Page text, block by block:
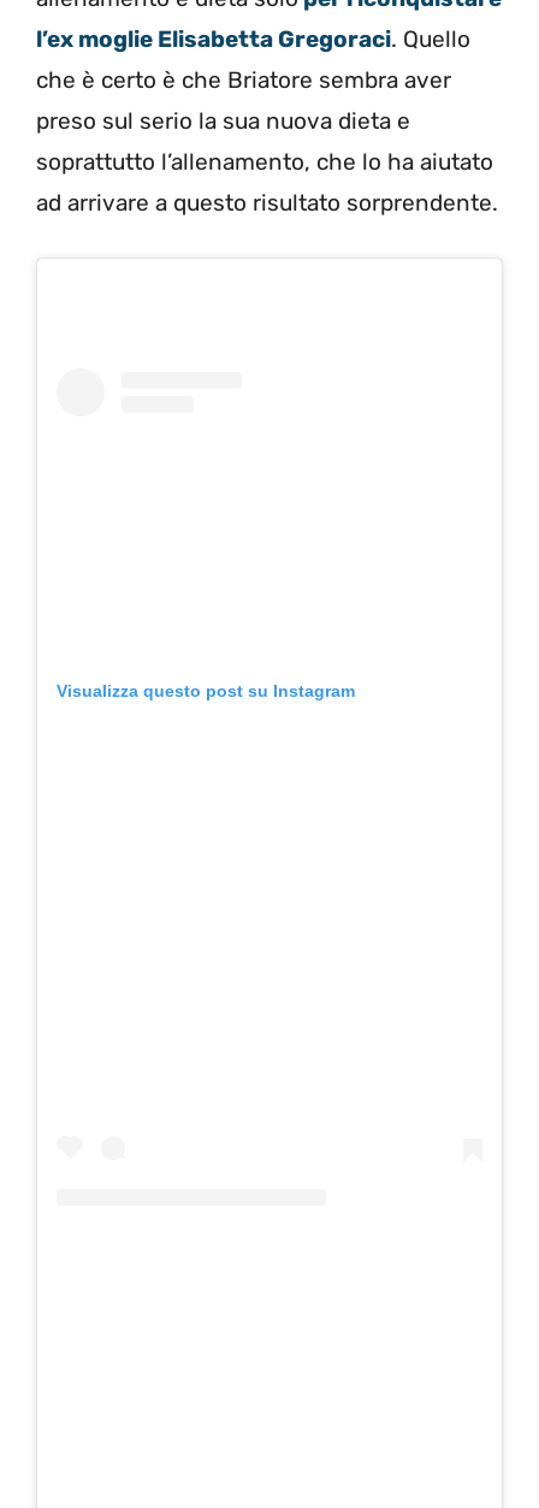
l’ex moglie Elisabetta Gregoraci. Quello
che è certo è che Briatore sembra aver
preso sul serio la sua nuova dieta e
soprattutto l’allenamento, che lo ha aiutato
ad arrivare a questo risultato sorprendente.
Visualizza questo post su Instagram